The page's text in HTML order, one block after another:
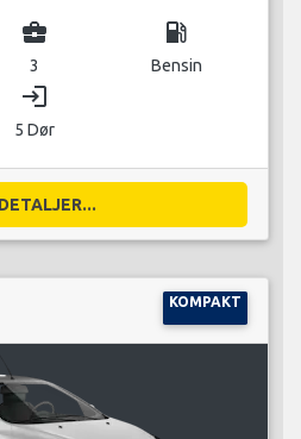
business_center
3
local_gas_station
Bensin
login
5 Dør
KOMPAKT